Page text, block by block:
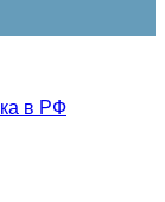
в РФ